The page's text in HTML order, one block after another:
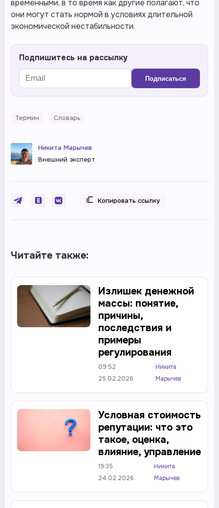
временными, в то время как другие полагают, что
они могут стать нормой в условиях длительной
экономической нестабильности.
Подпишитесь на рассылку
Подписаться
Термин Словарь
Никита Марычев
Внешний эксперт
Копировать ссылку
Читайте также:
Излишек денежной
массы: понятие,
причины,
последствия и
примеры
регулирования
09:52
25.02.2026
Никита
Марычев
Условная стоимость
репутации: что это
такое, оценка,
влияние, управление
19:35
24.02.2026
Никита
Марычев